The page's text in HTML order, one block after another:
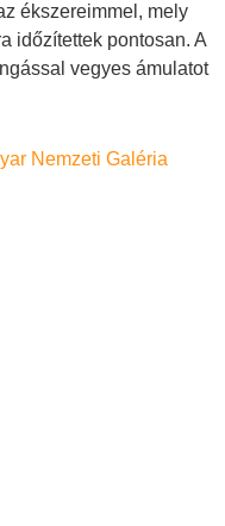
ékszereimmel, mely
időzítettek pontosan. A
vegyes ámulatot
Nemzeti Galéria